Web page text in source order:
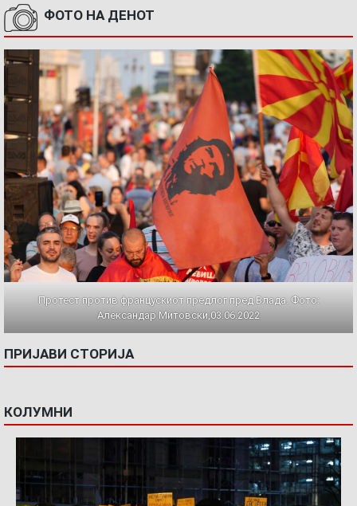
ФОТО НА ДЕНОТ
Протест против францускиот предлог пред Влада. Фото:
Александар Митовски,03.06.2022
ПРИЈАВИ СТОРИЈА
КОЛУМНИ